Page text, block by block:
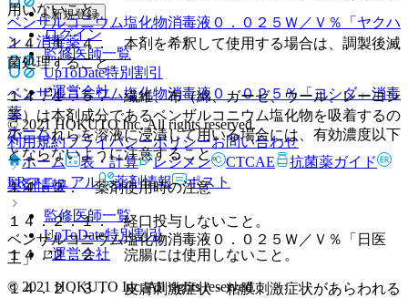
ベンザルコニウム塩化物消毒液０．０２５Ｗ／Ｖ％「ヤクハ
ン」消毒薬
ベンザルコニウム塩化物消毒液０．０２５％「ヨシダ」消毒
薬
ホーム
薬剤情報
ベンザルコニウム塩化物消毒液０．０２５Ｗ／Ｖ％「日医
工」
用いないこと。
１４．１．４． 本剤を希釈して使用する場合は、調製後滅
菌処理すること。
１４．１．５． 繊維、布（綿、ガーゼ、ウール、レーヨン
等）は本剤成分であるベンザルコニウム塩化物を吸着するの
で、これらを溶液に浸漬して用いる場合には、有効濃度以下
とならないように注意すること。
１４．２． 薬剤使用時の注意
１４．２．１． 経口投与しないこと。
１４．２．２． 浣腸には使用しないこと。
１４．２．３． 皮膚刺激症状・粘膜刺激症状があらわれる
新規登録
ログイン
監修医師一覧
UpToDate特別割引
運営会社
© 2021 HOKUTO Inc. All rights reserved.
利用規約プライバシーポリシーお問い合わせ
ホーム
表・計算 レジメン CTCAE
抗菌薬ガイド
ERマニュアル
薬剤情報 ポスト
監修医師一覧
UpToDate特別割引
運営会社
© 2021 HOKUTO Inc. All rights reserved.